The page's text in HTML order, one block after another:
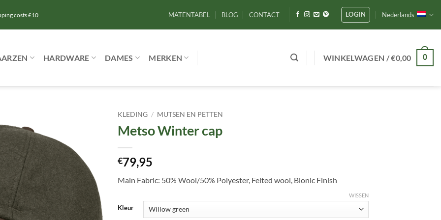
costs £10 MATENTABEL BLOG CONTACT LOGIN Nederlands
HARDWARE DAMES MERKEN WINKELWAGEN /€0,00 0
aan
verlanglijst
KLEDING / MUTSEN EN PETTEN
Metso Winter cap
€79,95
Main Fabric: 50% Wool/50% Polyester, Felted wool, Bionic Finish
Kleur
WISSEN